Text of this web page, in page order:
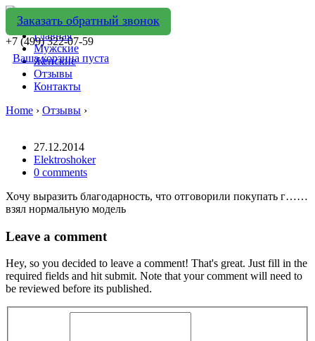
Заказать обратный звонок
+7 (499) 322-07-59
Ваша корзина пуста
Главная
Мужские
Женские
Отзывы
Контакты
Home › Отзывы ›
27.12.2014
Elektroshoker
0 comments
Хочу выразить благодарность, что отговорили покупать г……
взял нормальную модель
Leave a comment
Hey, so you decided to leave a comment! That's great. Just fill in the
required fields and hit submit. Note that your comment will need to
be reviewed before its published.